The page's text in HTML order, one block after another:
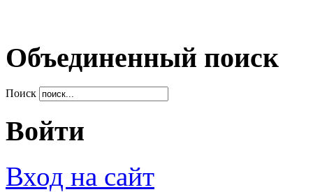
Объединенный поиск
Поиск
Войти
Вход на сайт